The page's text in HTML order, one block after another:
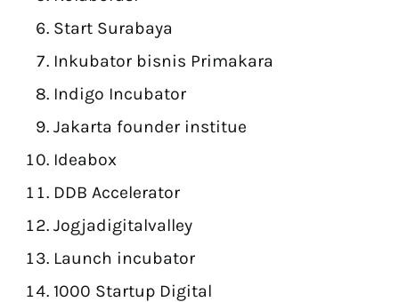
Start Surabaya
Inkubator bisnis Primakara
Indigo Incubator
Jakarta founder institue
Ideabox
DDB Accelerator
Jogjadigitalvalley
Launch incubator
1000 Startup Digital